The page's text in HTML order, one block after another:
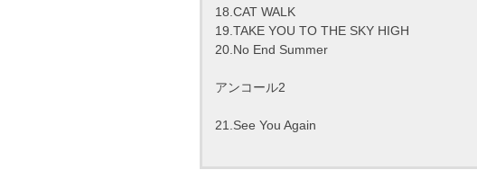
18.CAT WALK
19.TAKE YOU TO THE SKY HIGH
20.No End Summer
アンコール2
21.See You Again